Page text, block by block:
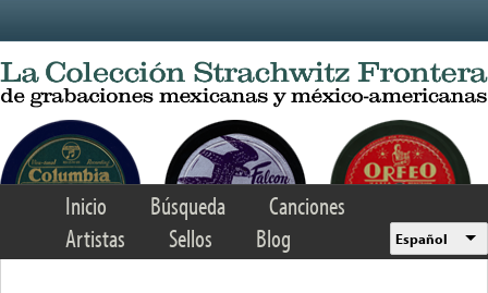
Inicio Búsqueda
Canciones
Artistas
Sellos Blog Español